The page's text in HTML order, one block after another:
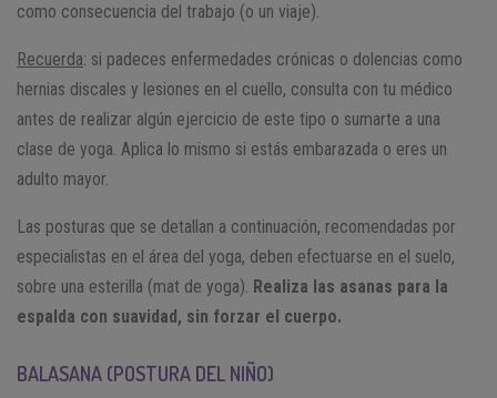
como consecuencia del trabajo (o un viaje).
Recuerda: si padeces enfermedades crónicas o dolencias como
hernias discales y lesiones en el cuello, consulta con tu médico
antes de realizar algún ejercicio de este tipo o sumarte a una
clase de yoga. Aplica lo mismo si estás embarazada o eres un
adulto mayor.
Las posturas que se detallan a continuación, recomendadas por
especialistas en el área del yoga, deben efectuarse en el suelo,
sobre una esterilla (mat de yoga). Realiza las asanas para la
espalda con suavidad, sin forzar el cuerpo.
BALASANA (POSTURA DEL NIÑO)